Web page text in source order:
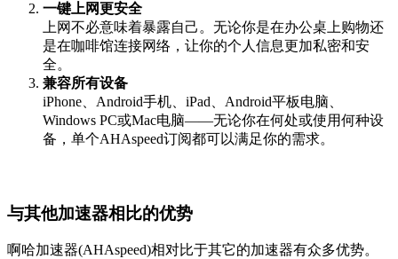
一键上网更安全
上网不必意味着暴露自己。无论你是在办公桌上购物还
是在咖啡馆连接网络，让你的个人信息更加私密和安
全。
兼容所有设备
iPhone、Android手机、iPad、Android平板电脑、
Windows PC或Mac电脑——无论你在何处或使用何种设
备，单个AHAspeed订阅都可以满足你的需求。
与其他加速器相比的优势
啊哈加速器(AHAspeed)相对比于其它的加速器有众多优势。